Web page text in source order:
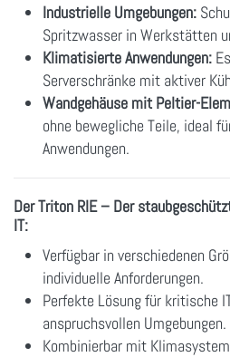
Industrielle Umgebungen:
Spritzwasser in Werkstätten
Klimatisierte Anwendungen:
Serverschränke mit aktiver
Wandgehäuse mit Peltier-
ohne bewegliche Teile, ideal
Anwendungen.
Der Triton RIE – Der
IT:
Verfügbar in verschiedenen
individuelle Anforderungen.
Perfekte Lösung für kritische
anspruchsvollen Umgebungen.
Kombinierbar mit